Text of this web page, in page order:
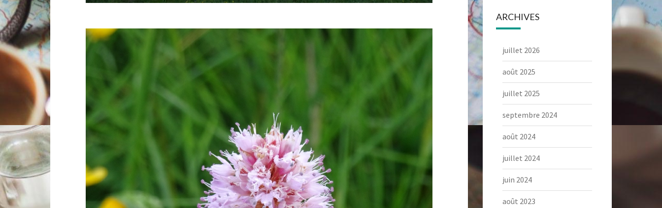
ARCHIVES
juillet 2026
août 2025
juillet 2025
septembre 2024
août 2024
juillet 2024
juin 2024
août 2023